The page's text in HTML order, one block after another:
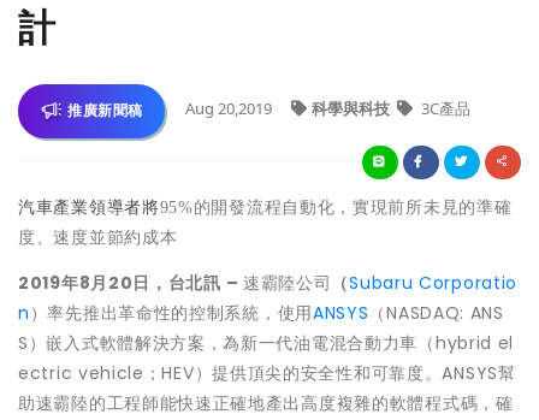
計
推廣新聞稿 Aug 20,2019 科學與科技 3C產品
汽車產業領導者將95% 的開發流程自動化，實現前所未見的準確
度、速度並節約成本
2019年8月 20日 ， 台北訊 – 速霸陸公司 （Subaru Corporatio
n ）率先推出革命性的控制系統，使用ANSYS （NASDAQ: ANS
S）嵌入式軟體解決方案，為新一代油電混合動力車（hybrid el
ectric vehicle；HEV）提供頂尖的安全性和可靠度。ANSYS幫
助速霸陸的工程師能快速正確地產出高度複雜的軟體程式碼，確